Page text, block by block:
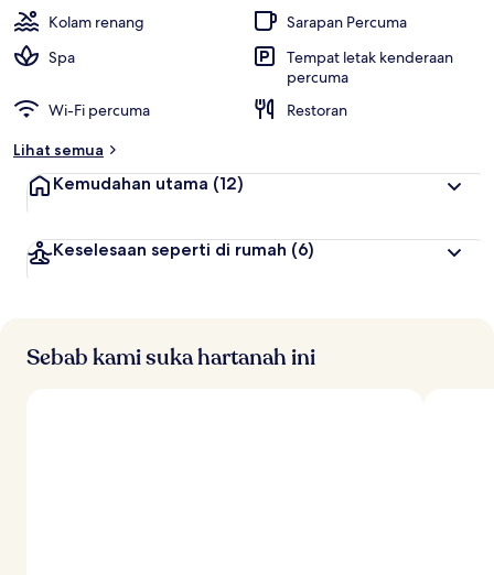
Kolam renang
Sarapan Percuma
Spa
Tempat letak kenderaan
percuma
Wi-Fi percuma
Restoran
Lihat semua
Kemudahan utama (12)
Keselesaan seperti di rumah (6)
Sebab kami suka hartanah ini